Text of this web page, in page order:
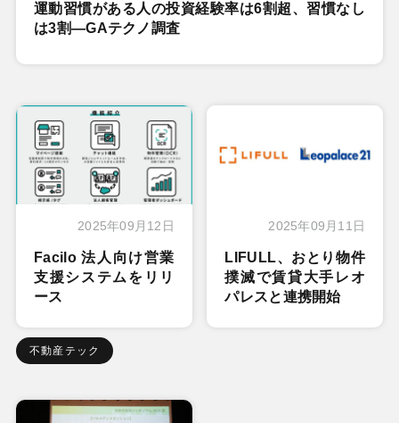
運動習慣がある人の投資経験率は6割超、習慣なし
は3割―GAテクノ調査
2025年09月12日
Facilo 法人向け営業
支援システムをリリ
ース
不動産テック
2025年09月11日
LIFULL、おとり物件
撲滅で賃貸大手レオ
パレスと連携開始